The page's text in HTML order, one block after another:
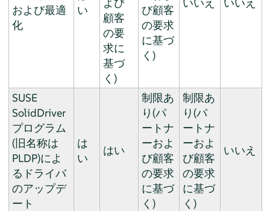
および最適
化
い
顧客
の要
求に
基づ
く)
び顧客
の要求
に基づ
く)
SUSE
SolidDriver
プログラム
(旧名称は
PLDP)によ
るドライバ
のアップデ
ート
は
い
はい
制限あ
り(パ
ートナ
ーおよ
び顧客
の要求
に基づ
く)
制限あ
り(パ
ートナ
ーおよ
び顧客
の要求
に基づ
く)
いいえ